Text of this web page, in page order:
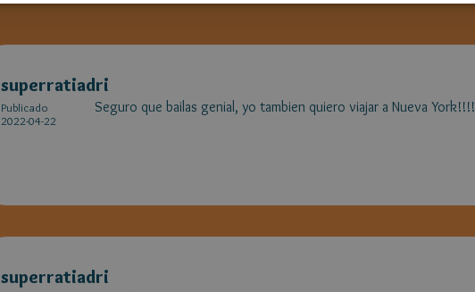
superratiadri
Publicado
2022-04-22
Seguro que bailas genial, yo tambien quiero viajar a Nueva York!!!!
superratiadri